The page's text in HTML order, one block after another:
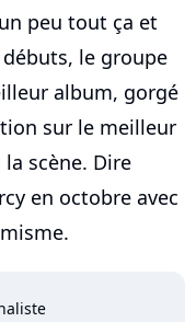
peu tout ça et
le groupe
album, gorgé
sur le meilleur
scène. Dire
en octobre avec